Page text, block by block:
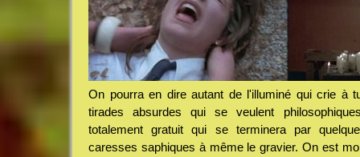
On pourra en dire autant de l'illuminé qui crie à
tirades absurdes qui se veulent
totalement gratuit qui se terminera par
caresses saphiques à même le gravier. On est